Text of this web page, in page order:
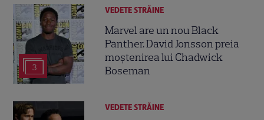
3
VEDETE STRĂINE
Marvel are un nou Black
Panther. David Jonsson preia
moștenirea lui Chadwick
Boseman
VEDETE STRĂINE